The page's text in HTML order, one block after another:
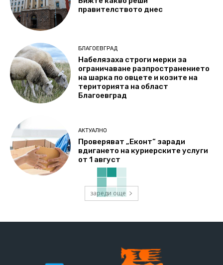
правителството днес
БЛАГОЕВГРАД
Набелязаха строги мерки за
ограничаване разпространението
на шарка по овцете и козите на
територията на област
Благоевград
АКТУАЛНО
Проверяват „Еконт“ заради
вдигането на куриерските услуги
от 1 август
зареди още